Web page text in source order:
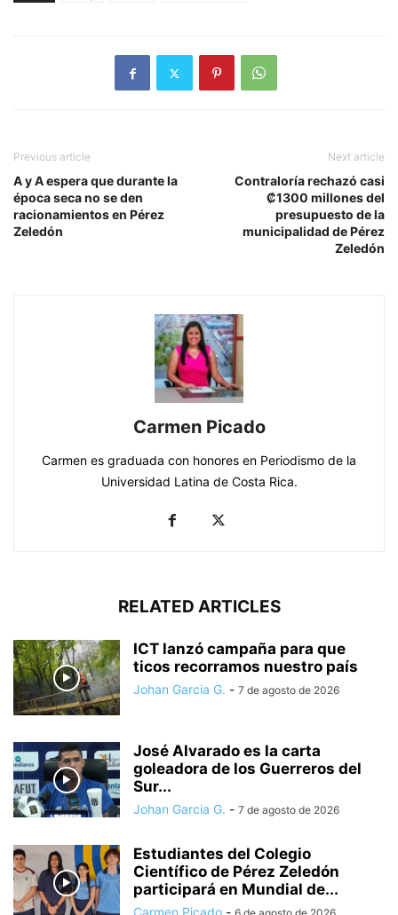
Previous article
A y A espera que durante la
época seca no se den
racionamientos en Pérez
Zeledón
Next article
Contraloría rechazó casi
₡1300 millones del
presupuesto de la
municipalidad de Pérez
Zeledón
Carmen Picado
Carmen es graduada con honores en Periodismo de la
Universidad Latina de Costa Rica.
RELATED ARTICLES
ICT lanzó campaña para que
ticos recorramos nuestro país
Johan Garcia G. - 7 de agosto de 2026
José Alvarado es la carta
goleadora de los Guerreros del
Sur...
Johan Garcia G. - 7 de agosto de 2026
Estudiantes del Colegio
Científico de Pérez Zeledón
participará en Mundial de...